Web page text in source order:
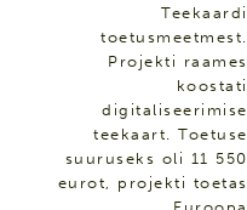
Teekaardi
toetusmeetmest.
Projekti raames
koostati
digitaliseerimise
teekaart. Toetuse
suuruseks oli 11 550
eurot, projekti toetas